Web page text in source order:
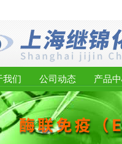
我们 公司动态 产品